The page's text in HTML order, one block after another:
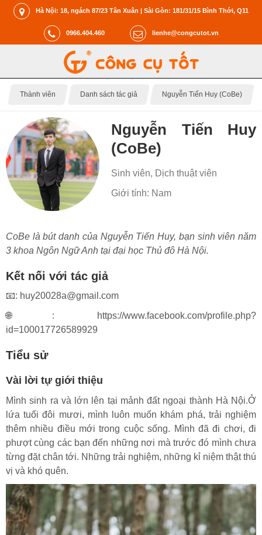
Hà Nội: 18, ngách 87/23 Tân Xuân | Sài Gòn: 181/31/15 Bình Thới, Q11
0966.404.460 lienhe@congcutot.vn
Thành viên Danh sách tác giả Nguyễn Tiến Huy (CoBe)
Nguyễn Tiến Huy
(CoBe)
Sinh viên, Dịch thuật viên
Giới tính: Nam
CoBe là bút danh của Nguyễn Tiến Huy, bạn sinh viên năm
3 khoa Ngôn Ngữ Anh tại đại học Thủ đô Hà Nội.
Kết nối với tác giả
📧: huy20028a@gmail.com
🌐:
https://www.facebook.com/profile.php?
id=100017726589929
Tiểu sử
Vài lời tự giới thiệu
Mình sinh ra và lớn lên tại mảnh đất ngoại thành Hà Nội.Ở
lứa tuổi đôi mươi, mình luôn muốn khám phá, trải nghiệm
thêm nhiều điều mới trong cuộc sống. Mình đã đi chơi, đi
phượt cùng các bạn đến những nơi mà trước đó mình chưa
từng đặt chân tới. Những trải nghiệm, những kỉ niệm thật thú
vị và khó quên.